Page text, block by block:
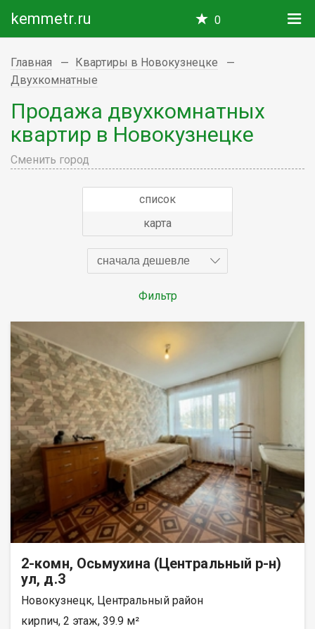
kemmetr.ru 0
Главная
Квартиры в Новокузнецке
Двухкомнатные
Продажа двухкомнатных
квартир в Новокузнецке
Сменить город
список
карта
сначала дешевле
Фильтр
2-комн, Осьмухина (Центральный р-н)
ул, д.3
Новокузнецк, Центральный район
кирпич, 2 этаж, 39.9 м²